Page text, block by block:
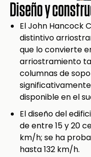
Diseño y
El John Hancock
distintivo
que lo convierte
arriostramiento
columnas de
disponible en el
El diseño del
de entre 15 y 20
km/h; se ha
hasta 132 km/h.